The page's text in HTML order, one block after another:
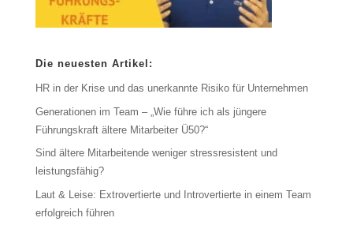
Die neuesten Artikel:
HR in der Krise und das unerkannte Risiko für Unternehmen
Generationen im Team – „Wie führe ich als jüngere
Führungskraft ältere Mitarbeiter Ü50?“
Sind ältere Mitarbeitende weniger stressresistent und
leistungsfähig?
Laut & Leise: Extrovertierte und Introvertierte in einem Team
erfolgreich führen